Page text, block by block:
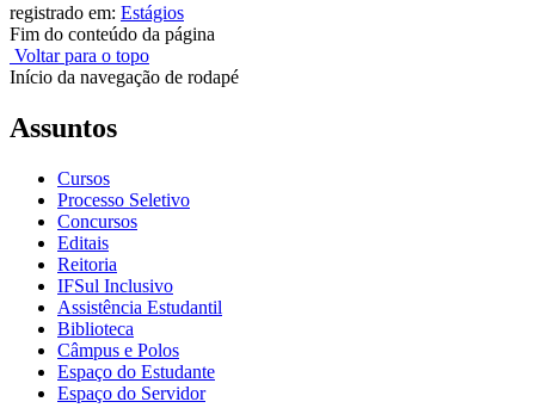
registrado em: Estágios
Fim do conteúdo da página
Voltar para o topo
Início da navegação de rodapé
Assuntos
Cursos
Processo Seletivo
Concursos
Editais
Reitoria
IFSul Inclusivo
Assistência Estudantil
Biblioteca
Câmpus e Polos
Espaço do Estudante
Espaço do Servidor